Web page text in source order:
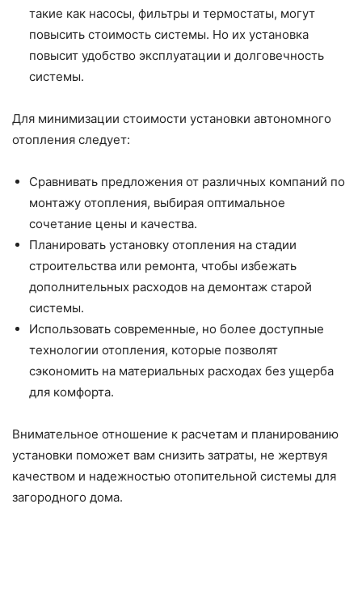
такие как насосы, фильтры и термостаты, могут
повысить стоимость системы. Но их установка
повысит удобство эксплуатации и долговечность
системы.
Для минимизации стоимости установки автономного
отопления следует:
Сравнивать предложения от различных компаний по
монтажу отопления, выбирая оптимальное
сочетание цены и качества.
Планировать установку отопления на стадии
строительства или ремонта, чтобы избежать
дополнительных расходов на демонтаж старой
системы.
Использовать современные, но более доступные
технологии отопления, которые позволят
сэкономить на материальных расходах без ущерба
для комфорта.
Внимательное отношение к расчетам и планированию
установки поможет вам снизить затраты, не жертвуя
качеством и надежностью отопительной системы для
загородного дома.